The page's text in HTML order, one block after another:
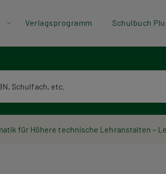
Verlagsprogramm Schulbuch
für Höhere technische Lehranstalten –